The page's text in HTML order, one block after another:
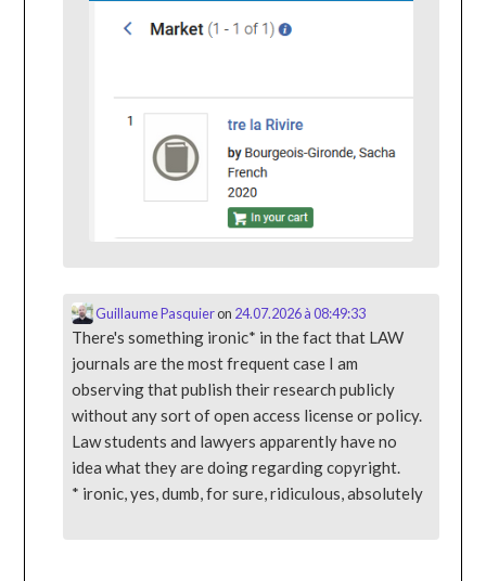
Guillaume Pasquieron 24.07.2026 à 08:49:33
There's something ironic* in the fact that LAW
journals are the most frequent case I am
observing that publish their research publicly
without any sort of open access license or policy.
Law students and lawyers apparently have no
idea what they are doing regarding copyright.
* ironic, yes, dumb, for sure, ridiculous, absolutely